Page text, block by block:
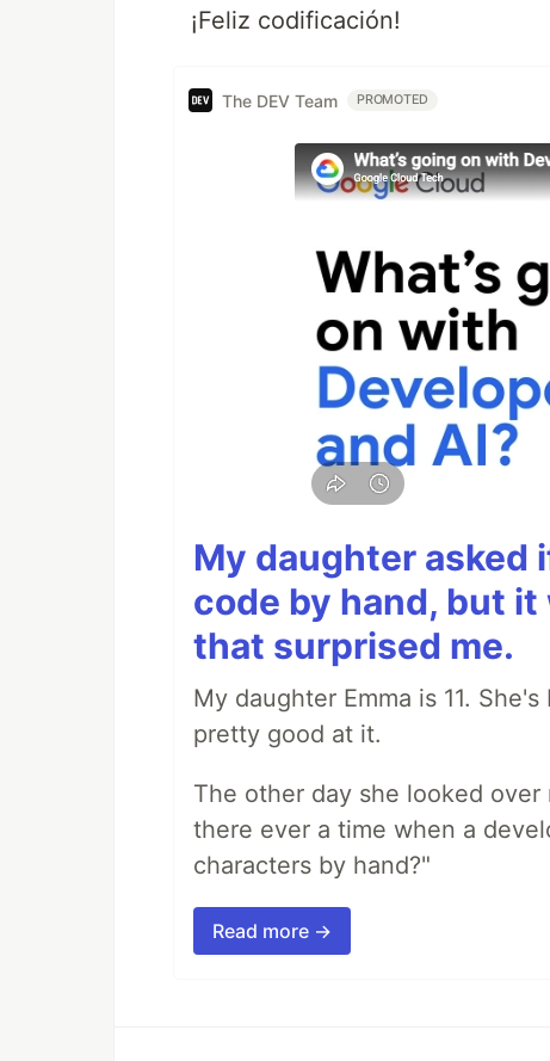
¡Feliz codificación!
The DEV Team PROMOTED
My daughter asked
code by hand, but
that surprised me.
My daughter Emma is 11.
pretty good at it.
The other day she looked over
there ever a time when a
characters by hand?"
Read more →